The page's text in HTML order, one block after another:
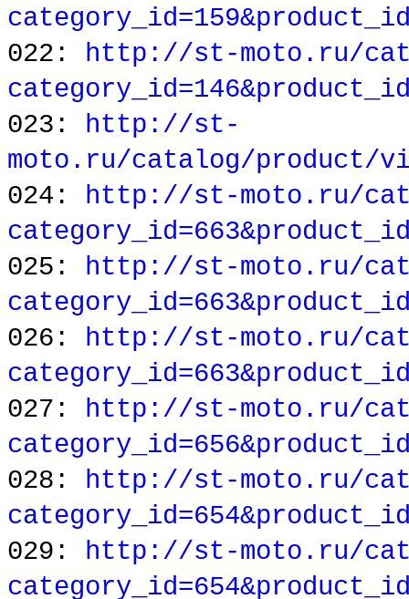
022: http://st-moto.ru/
023: http://st-
moto.ru/catalog/product/
024: http://st-moto.ru/
025: http://st-moto.ru/
026: http://st-moto.ru/
027: http://st-moto.ru/
028: http://st-moto.ru/
029: http://st-moto.ru/